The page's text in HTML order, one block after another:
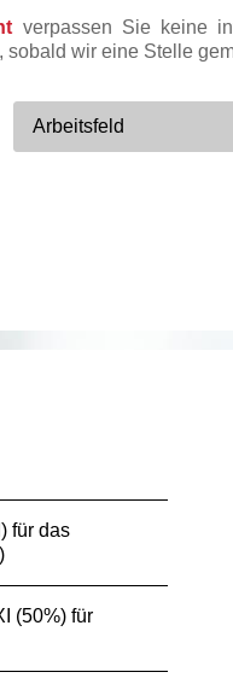
verpassen Sie keine
wir eine Stelle
Arbeitsfeld
für das
(50%) für